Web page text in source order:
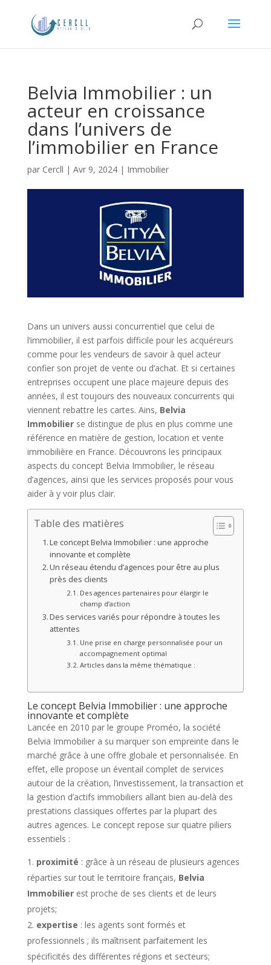
Belvia Immobilier : un
acteur en croissance
dans l’univers de
l’immobilier en France
par Cercll | Avr 9, 2024| Immobilier
Dans un univers aussi concurrentiel que celui de
l’immobilier, il est parfois difficile pour les acquéreurs
comme pour les vendeurs de savoir à quel acteur
confier son projet de vente ou d’achat. Et si certaines
entreprises occupent une place majeure depuis des
années, il est toujours des nouveaux concurrents qui
viennent rebattre les cartes. Ains, Belvia
Immobilierse distingue de plus en plus comme une
référence en matière de gestion, location et vente
immobilière en France. Découvrons les principaux
aspects du concept Belvia Immobilier, le réseau
d’agences, ainsi que les services proposés pour vous
aider à y voir plus clair.
Table des matières
Le concept Belvia Immobilier : une approche
innovante et complète
Un réseau étendu d’agences pour être au plus
près des clients
Des agences partenaires pour élargir le
champ d’action
Des services variés pour répondre à toutes les
attentes
Une prise en charge personnalisée pour un
accompagnement optimal
Articles dans la même thématique :
Le concept Belvia Immobilier : une approche
innovante et complète
Lancée en 2010 par le groupe Proméo, la société
Belvia Immobilier a su marquer son empreinte dans le
marché grâce à une offre globale et personnalisée. En
effet, elle propose un éventail complet de services
autour de la création, l’investissement, la transaction et
la gestion d’actifs immobiliers allant bien au-delà des
prestations classiques offertes par la plupart des
autres agences. Le concept repose sur quatre piliers
essentiels :
proximité : grâce à un réseau de plusieurs agences
réparties sur tout le territoire français, Belvia
Immobilier est proche de ses clients et de leurs
projets;
expertise : les agents sont formés et
professionnels ; ils maîtrisent parfaitement les
spécificités des différentes régions et secteurs;